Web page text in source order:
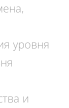
уровня
и